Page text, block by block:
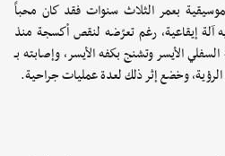
بعمر الثلاث سنوات فقد كان محباً
آلة إيقاعية، رغم تعرّضه لنقص أكسجة منذ
الأيسر وتشنج بكفه الأيسر، وإصابته بـ
وخضع إثر ذلك لعدة عمليات جراحية.